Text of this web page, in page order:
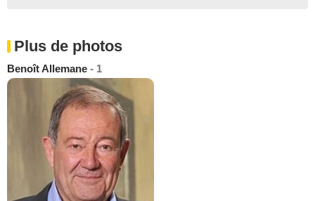
Plus de photos
Benoît Allemane - 1